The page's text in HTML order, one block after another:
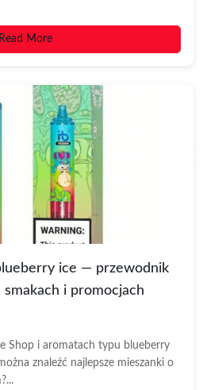
Read More
ice — przewodnik
smakach i promocjach
Shop i aromatach typu blueberry
znaleźć najlepsze mieszanki o